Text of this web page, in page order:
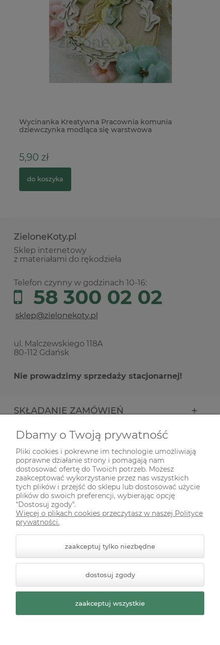
Wycinanka Kreatywna Pracownia komunia
dziewczynka modląca się warstwowa
5,90 zł
do koszyka
ZieloneKoty.pl
Sklep internetowy
z materiałami do rękodzieła
Telefon czynny w godzinach 10-16:
58 300 02 02
ul. Malczewskiego 118A
80-112 Gdańsk
Nie prowadzimy sprzedaży stacjonarnej!
SKŁADANIE ZAMÓWIEŃ
INFORMACJE
ODWIEDŹ NAS NA
Styl graficzny ShopGadget.pl
Sklep internetowy Shoper
Premium
Dbamy o Twoją prywatność
Pliki cookies i pokrewne im technologie umożliwiają
poprawne działanie strony i pomagają nam
dostosować ofertę do Twoich potrzeb. Możesz
zaakceptować wykorzystanie przez nas wszystkich
tych plików i przejść do sklepu lub dostosować użycie
plików do swoich preferencji, wybierając opcję
"Dostosuj zgody".
Więcej o plikach cookies przeczytasz w naszej Polityce
prywatności.
zaakceptuj tylko niezbędne
dostosuj zgody
zaakceptuj wszystkie